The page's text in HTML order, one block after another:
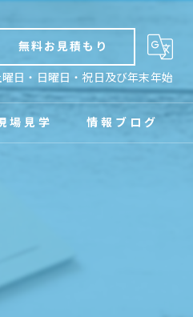
無料お見積もり
日・日曜日・祝日及び年末年始
場見学 情報ブログ